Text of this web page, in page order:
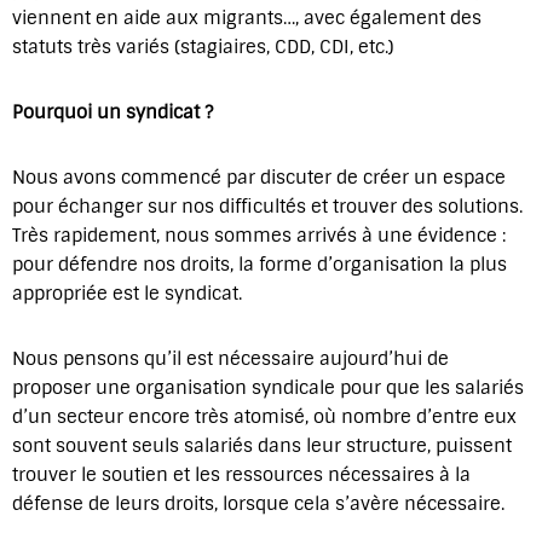
viennent en aide aux migrants…, avec également des
statuts très variés (stagiaires, CDD, CDI, etc.)
Pourquoi un syndicat ?
Nous avons commencé par discuter de créer un espace
pour échanger sur nos difficultés et trouver des solutions.
Très rapidement, nous sommes arrivés à une évidence :
pour défendre nos droits, la forme d’organisation la plus
appropriée est le syndicat.
Nous pensons qu’il est nécessaire aujourd’hui de
proposer une organisation syndicale pour que les salariés
d’un secteur encore très atomisé, où nombre d’entre eux
sont souvent seuls salariés dans leur structure, puissent
trouver le soutien et les ressources nécessaires à la
défense de leurs droits, lorsque cela s’avère nécessaire.